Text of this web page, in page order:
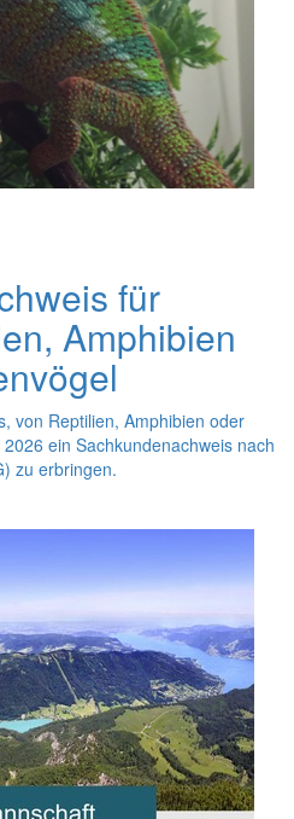
für
Amphibien
von Reptilien, Amphibien oder
ein Sachkundenachweis nach
zu erbringen.